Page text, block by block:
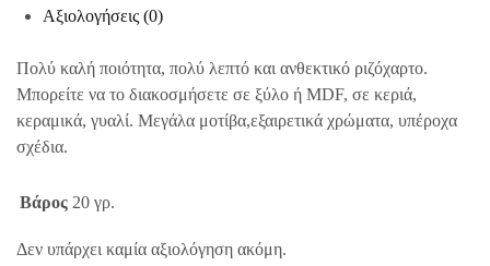
Αξιολογήσεις (0)
Πολύ καλή ποιότητα, πολύ λεπτό και ανθεκτικό ριζόχαρτο.
Μπορείτε να το διακοσμήσετε σε ξύλο ή MDF, σε κεριά,
κεραμικά, γυαλί. Μεγάλα μοτίβα,εξαιρετικά χρώματα, υπέροχα
σχέδια.
Βάρος 20 γρ.
Δεν υπάρχει καμία αξιολόγηση ακόμη.